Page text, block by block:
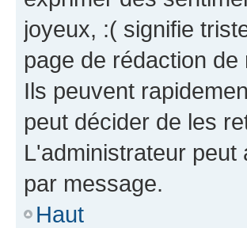
joyeux, :( signifie
page de rédaction
Ils peuvent
peut décider de les
L'administrateur
par message.
Haut